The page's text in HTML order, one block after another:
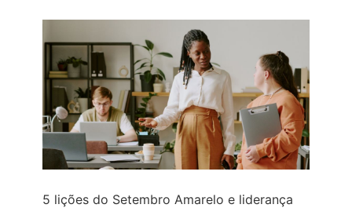
5 lições do Setembro Amarelo e liderança